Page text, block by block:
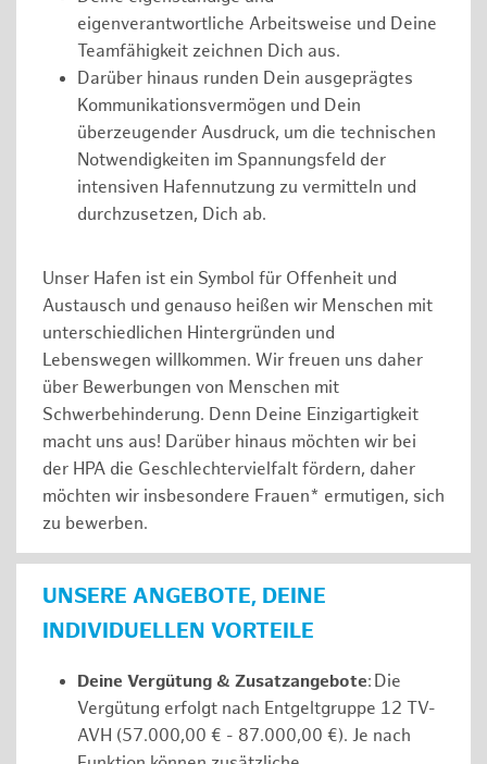
eigenverantwortliche Arbeitsweise und Deine
Teamfähigkeit zeichnen Dich aus.
Darüber hinaus runden Dein ausgeprägtes
Kommunikationsvermögen und Dein
überzeugender Ausdruck, um die technischen
Notwendigkeiten im Spannungsfeld der
intensiven Hafennutzung zu vermitteln und
durchzusetzen, Dich ab.
Unser Hafen ist ein Symbol für Offenheit und
Austausch und genauso heißen wir Menschen mit
unterschiedlichen Hintergründen und
Lebenswegen willkommen. Wir freuen uns daher
über Bewerbungen von Menschen mit
Schwerbehinderung. Denn Deine Einzigartigkeit
macht uns aus! Darüber hinaus möchten wir bei
der HPA die Geschlechtervielfalt fördern, daher
möchten wir insbesondere Frauen* ermutigen, sich
zu bewerben.
UNSERE ANGEBOTE, DEINE
INDIVIDUELLEN VORTEILE
Deine Vergütung & Zusatzangebote: Die
Vergütung erfolgt nach Entgeltgruppe 12 TV-
AVH (57.000,00 € - 87.000,00 €). Je nach